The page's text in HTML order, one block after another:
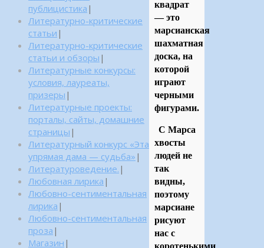
квадрат
— это
марсианская
шахматная
доска, на
которой
играют
черными
фигурами.
С Марса
хвосты
людей не
так
видны,
поэтому
марсиане
рисуют
нас с
публицистика |
Литературно-критические
статьи |
Литературно-критические
статьи и обзоры |
Литературные конкурсы:
условия, лауреаты,
призеры |
Литературные проекты:
порталы, сайты, домашние
страницы |
Литературный конкурс «Эта
упрямая дама — судьба» |
Литературоведение. |
Любовная лирика |
Любовно-сентиментальная
лирика |
Любовно-сентиментальная
проза |
Магазин |